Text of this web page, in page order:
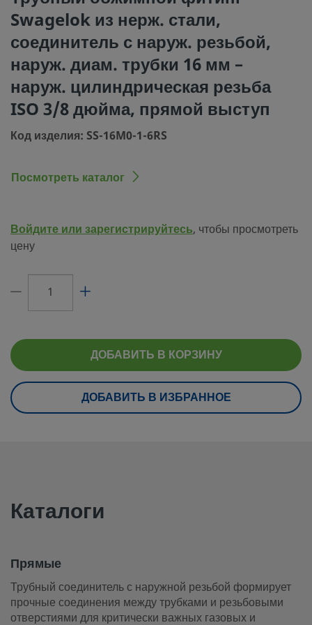
Процедура очистки
Стандартная инструкция по очистке и
(SC-10)
Размер соединения 1
16 мм
Тип соединения 1
Трубный обжимной фитинг
Размер соединения 2
3/8 дюйма
буртик
eClass (4.1)
37030703
eClass (6.0)
37020590
UNSPSC (4.03)
40141720
UNSPSC (10.0)
UNSPSC (17.1001)
Прямые
Трубный соединитель с наружной резьбой формирует
соединения между трубками и резьбовыми отверстиями
критически важных газовых и жидкостных систем.
Swagelok из нерж. стали,
соединитель с наруж. резьбой,
наруж. диам. трубки 16 мм –
наруж. цилиндрическая резьба
ISO 3/8 дюйма, прямой выступ
Код изделия: SS-16M0-1-6RS
Посмотреть каталог
Войдите или зарегистрируйтесь, чтобы просмотреть
цену
ДОБАВИТЬ В КОРЗИНУ
ДОБАВИТЬ В ИЗБРАННОЕ
Каталоги
Прямые
Трубный соединитель с наружной резьбой формирует
прочные соединения между трубками и резьбовыми
отверстиями для критически важных газовых и